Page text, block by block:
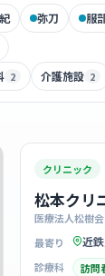
弥刀
服
2 介護施設 2
クリニック
松本クリ
医療法人松樹会
最寄り
近
診療科 訪問